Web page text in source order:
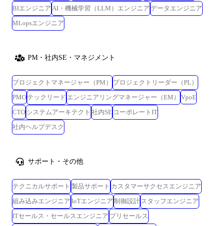
BIエンジニア AI・機械学習（LLM）エンジニア データエンジニア
MLopsエンジニア
PM・社内SE・マネジメント
プロジェクトマネージャー（PM）
プロジェクトリーダー（PL）
PMO テックリード エンジニアリングマネージャー（EM）
VpoE
CTO システムアーキテクト 社内SE コーポレートIT
社内ヘルプデスク
サポート・その他
テクニカルサポート 製品サポート カスタマーサクセスエンジニア
組み込みエンジニア IoTエンジニア 制御設計 スタッフエンジニア
ITセールス・セールスエンジニア プリセールス